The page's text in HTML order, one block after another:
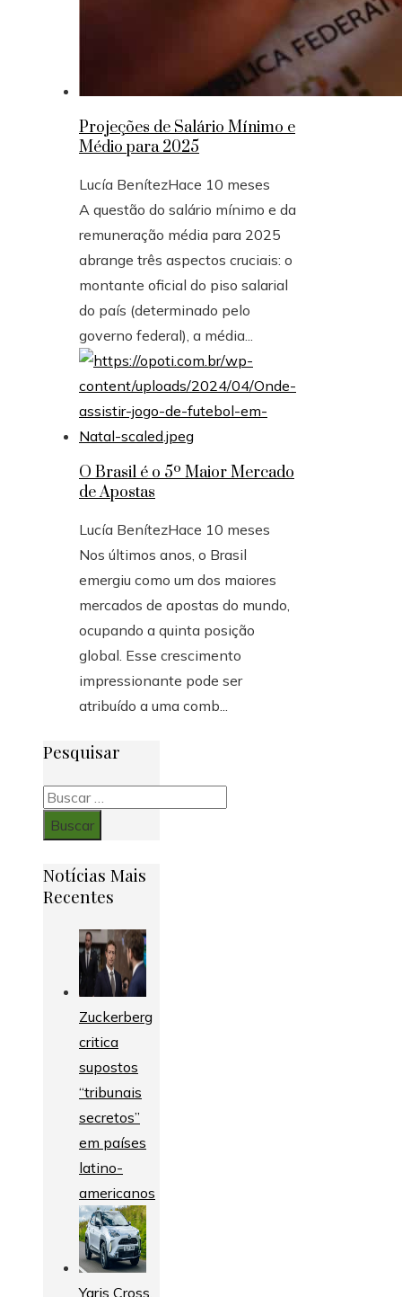
Projeções de Salário Mínimo e
Médio para 2025
Lucía BenítezHace 10 meses
A questão do salário mínimo e da
remuneração média para 2025
abrange três aspectos cruciais: o
montante oficial do piso salarial
do país (determinado pelo
governo federal), a média...
O Brasil é o 5º Maior Mercado
de Apostas
Lucía BenítezHace 10 meses
Nos últimos anos, o Brasil
emergiu como um dos maiores
mercados de apostas do mundo,
ocupando a quinta posição
global. Esse crescimento
impressionante pode ser
atribuído a uma comb...
Pesquisar
Buscar:
Notícias Mais
Recentes
Zuckerberg
critica
supostos
“tribunais
secretos”
em países
latino-
americanos
Yaris Cross,